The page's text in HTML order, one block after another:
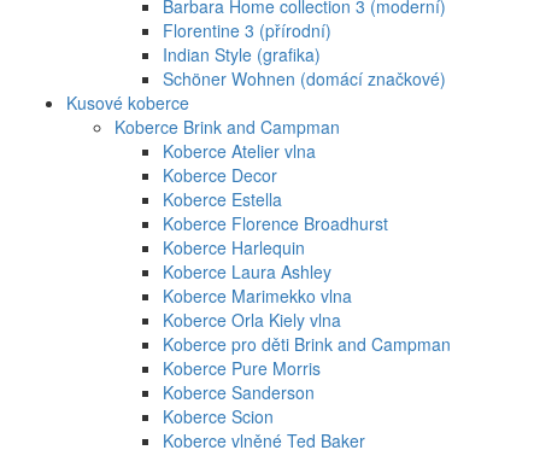
Barbara Home collection 3 (moderní)
Florentine 3 (přírodní)
Indian Style (grafika)
Schöner Wohnen (domácí značkové)
Kusové koberce
Koberce Brink and Campman
Koberce Atelier vlna
Koberce Decor
Koberce Estella
Koberce Florence Broadhurst
Koberce Harlequin
Koberce Laura Ashley
Koberce Marimekko vlna
Koberce Orla Kiely vlna
Koberce pro děti Brink and Campman
Koberce Pure Morris
Koberce Sanderson
Koberce Scion
Koberce vlněné Ted Baker